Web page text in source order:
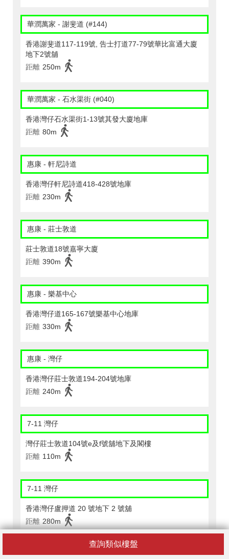
查詢類似樓盤
華潤萬家 - 謝斐道 (#144)
香港謝斐道117-119號, 告士打道77-79號華比富通大廈
地下2號舖
距離 250m
華潤萬家 - 石水渠街 (#040)
香港灣仔石水渠街1-13號其發大廈地庫
距離 80m
惠康 - 軒尼詩道
香港灣仔軒尼詩道418-428號地庫
距離 230m
惠康 - 莊士敦道
莊士敦道18號嘉寧大廈
距離 390m
惠康 - 樂基中心
香港灣仔道165-167號樂基中心地庫
距離 330m
惠康 - 灣仔
香港灣仔莊士敦道194-204號地庫
距離 240m
7-11 灣仔
灣仔莊士敦道104號e及f號舖地下及閣樓
距離 110m
7-11 灣仔
香港灣仔盧押道 20 號地下 2 號舖
距離 280m
7-11 灣仔